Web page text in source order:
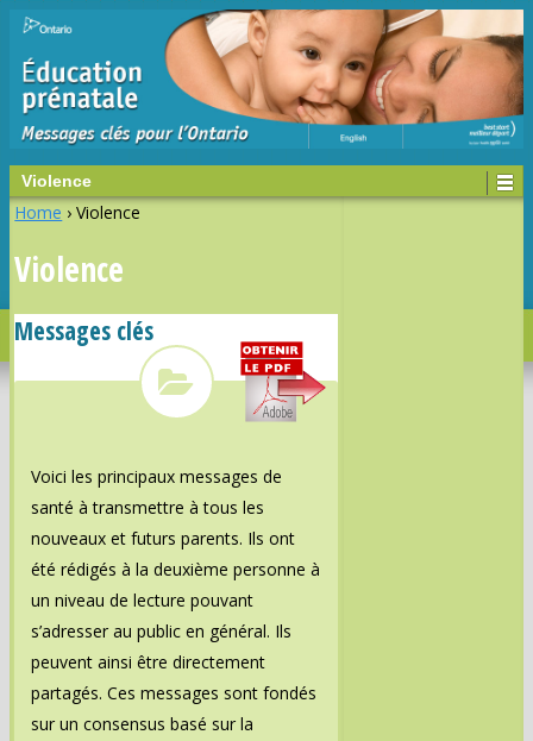
Violence
Home › Violence
Violence
Messages clés
Voici les principaux messages de
santé à transmettre à tous les
nouveaux et futurs parents. Ils ont
été rédigés à la deuxième personne à
un niveau de lecture pouvant
s’adresser au public en général. Ils
peuvent ainsi être directement
partagés. Ces messages sont fondés
sur un consensus basé sur la